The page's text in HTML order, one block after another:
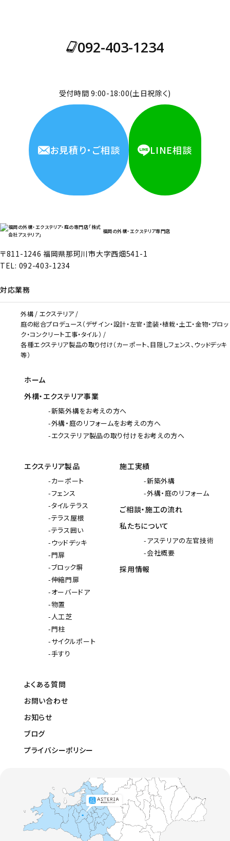
092-403-1234
受付時間 9:00-18:00(土日祝除く)
お見積り・ご相談 LINE相談
福岡の外構・エクステリア専門店
〒811-1246 福岡県那珂川市大字西畑541-1
TEL: 092-403-1234
対応業務
外構
エクステリア
庭の総合プロデュース（デザイン・設計・左官・塗装・植栽・土工・金物・ブロッ
ク・コンクリート工事・タイル）
各種エクステリア製品の取り付け（カーポート、目隠しフェンス、ウッドデッキ
等）
ホーム
外構・エクステリア事業
新築外構をお考えの方へ
外構・庭のリフォームをお考えの方へ
エクステリア製品の取り付けをお考えの方へ
エクステリア製品
カーポート
フェンス
タイルテラス
テラス屋根
テラス囲い
ウッドデッキ
門扉
ブロック塀
伸縮門扉
オーバードア
物置
人工芝
門柱
サイクルポート
手すり
施工実績
新築外構
外構・庭のリフォーム
ご相談・施工の流れ
私たちについて
アステリアの左官技術
会社概要
採用情報
よくある質問
お問い合わせ
お知らせ
ブログ
プライバシーポリシー